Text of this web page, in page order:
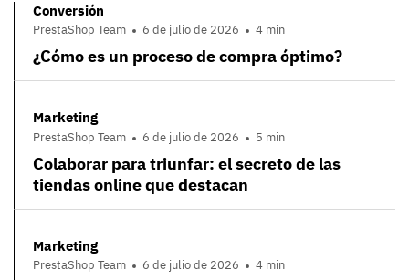
Conversión
PrestaShop Team 6 de julio de 2026 4 min
¿Cómo es un proceso de compra óptimo?
Marketing
PrestaShop Team 6 de julio de 2026 5 min
Colaborar para triunfar: el secreto de las
tiendas online que destacan
Marketing
PrestaShop Team 6 de julio de 2026 4 min